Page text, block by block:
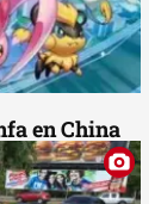
en China